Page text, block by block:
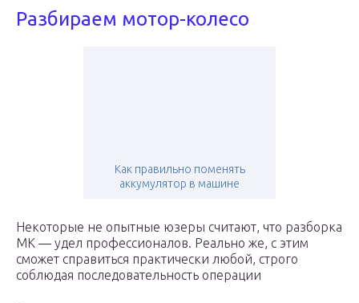
Разбираем мотор-колесо
Как правильно поменять
аккумулятор в машине
Некоторые не опытные юзеры считают, что разборка
МК — удел профессионалов. Реально же, с этим
сможет справиться практически любой, строго
соблюдая последовательность операции